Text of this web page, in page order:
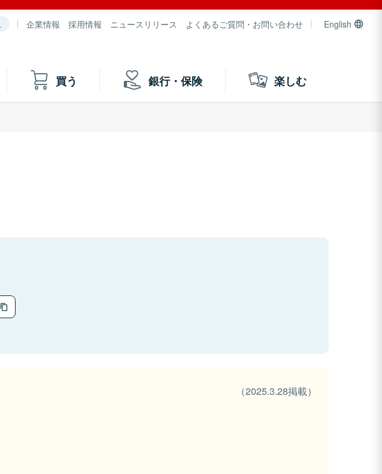
企業情報 採用情報 ニュースリリース よくあるご質問・お問い合わせ English
買う 銀行・保険 楽しむ
（2025.3.28掲載）